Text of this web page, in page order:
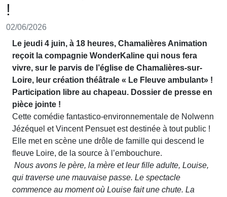
!
02/06/2026
Le jeudi 4 juin, à 18 heures, Chamalières Animation
reçoit la compagnie WonderKaline qui nous fera
vivre, sur le parvis de l’église de Chamalières-sur-
Loire, leur création théâtrale « Le Fleuve ambulant» !
Participation libre au chapeau. Dossier de presse en
pièce jointe !
Cette comédie fantastico-environnementale de Nolwenn
Jézéquel et Vincent Pensuet est destinée à tout public !
Elle met en scène une drôle de famille qui descend le
fleuve Loire, de la source à l’embouchure.
Nous avons le père, la mère et leur fille adulte, Louise,
qui traverse une mauvaise passe. Le spectacle
commence au moment où Louise fait une chute. La